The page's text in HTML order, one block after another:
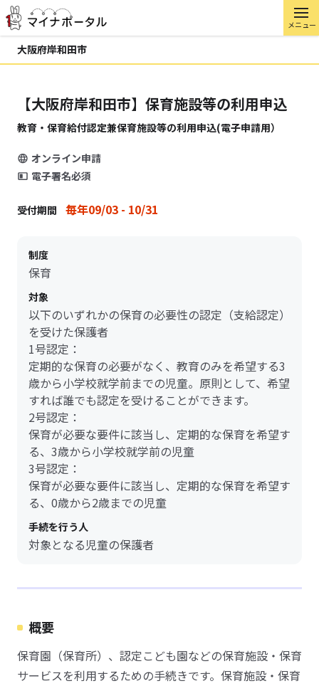
メニュー
大阪府岸和田市
【大阪府岸和田市】保育施設等の利用申込
教育・保育給付認定兼保育施設等の利用申込(電子申請用）
オンライン申請
電子署名必須
受付期間 毎年09/03 - 10/31
制度
保育
対象
以下のいずれかの保育の必要性の認定（支給認定）
を受けた保護者
1号認定：
定期的な保育の必要がなく、教育のみを希望する3
歳から小学校就学前までの児童。原則として、希望
すれば誰でも認定を受けることができます。
2号認定：
保育が必要な要件に該当し、定期的な保育を希望す
る、3歳から小学校就学前の児童
3号認定：
保育が必要な要件に該当し、定期的な保育を希望す
る、0歳から2歳までの児童
手続を行う人
対象となる児童の保護者
概要
保育園（保育所）、認定こども園などの保育施設・保育
サービスを利用するための手続きです。保育施設・保育